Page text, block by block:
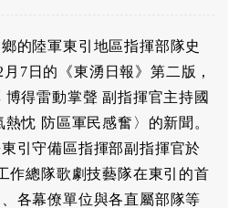
的陸軍東引地區指揮部隊史
7日的《東湧日報》第二版，
得雷動掌聲 副指揮官主持國
忱 防區軍民感奮〉的新聞。
引守備區指揮部副指揮官於
作總隊歌劇技藝隊在東引的首
各幕僚單位與各直屬部隊等